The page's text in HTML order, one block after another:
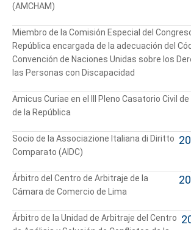
(AMCHAM)
Miembro de la Comisión Especial del
República encargada de la adecuación del
Convención de Naciones Unidas sobre los
las Personas con Discapacidad
Amicus Curiae en el III Pleno Casatorio Civil
de la República
Socio de la Associazione Italiana di Diritto
Comparato (AIDC)
Árbitro del Centro de Arbitraje de la
Cámara de Comercio de Lima
Árbitro de la Unidad de Arbitraje del Centro